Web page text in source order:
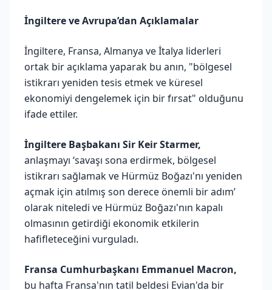
İngiltere ve Avrupa’dan Açıklamalar
İngiltere, Fransa, Almanya ve İtalya liderleri
ortak bir açıklama yaparak bu anın, "bölgesel
istikrarı yeniden tesis etmek ve küresel
ekonomiyi dengelemek için bir fırsat" olduğunu
ifade ettiler.
İngiltere Başbakanı Sir Keir Starmer,
anlaşmayı ‘savaşı sona erdirmek, bölgesel
istikrarı sağlamak ve Hürmüz Boğazı'nı yeniden
açmak için atılmış son derece önemli bir adım’
olarak niteledi ve Hürmüz Boğazı'nın kapalı
olmasının getirdiği ekonomik etkilerin
hafifleteceğini vurguladı.
Fransa Cumhurbaşkanı Emmanuel Macron,
bu hafta Fransa'nın tatil beldesi Evian'da bir